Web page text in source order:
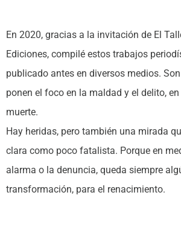
En 2020, gracias a la invitación de El
Ediciones, compilé estos trabajos
publicado antes en diversos medios.
ponen el foco en la maldad y el delito,
muerte.
Hay heridas, pero también una mirada
clara como poco fatalista. Porque en
alarma o la denuncia, queda siempre
transformación, para el renacimiento.